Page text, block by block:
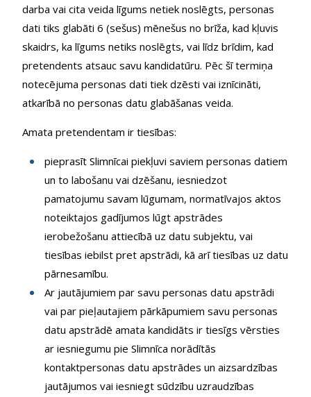
darba vai cita veida līgums netiek noslēgts, personas
dati tiks glabāti 6 (sešus) mēnešus no brīža, kad kļuvis
skaidrs, ka līgums netiks noslēgts, vai līdz brīdim, kad
pretendents atsauc savu kandidatūru. Pēc šī termiņa
notecējuma personas dati tiek dzēsti vai iznīcināti,
atkarībā no personas datu glabāšanas veida.
Amata pretendentam ir tiesības:
pieprasīt Slimnīcai piekļuvi saviem personas datiem
un to labošanu vai dzēšanu, iesniedzot
pamatojumu savam lūgumam, normatīvajos aktos
noteiktajos gadījumos lūgt apstrādes
ierobežošanu attiecībā uz datu subjektu, vai
tiesības iebilst pret apstrādi, kā arī tiesības uz datu
pārnesamību.
Ar jautājumiem par savu personas datu apstrādi
vai par pieļautajiem pārkāpumiem savu personas
datu apstrādē amata kandidāts ir tiesīgs vērsties
ar iesniegumu pie Slimnīca norādītās
kontaktpersonas datu apstrādes un aizsardzības
jautājumos vai iesniegt sūdzību uzraudzības